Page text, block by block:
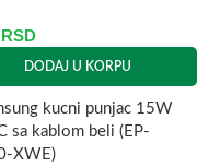
RSD
DODAJ U KORPU